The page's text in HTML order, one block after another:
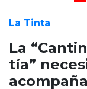
La Tinta
La
tía”